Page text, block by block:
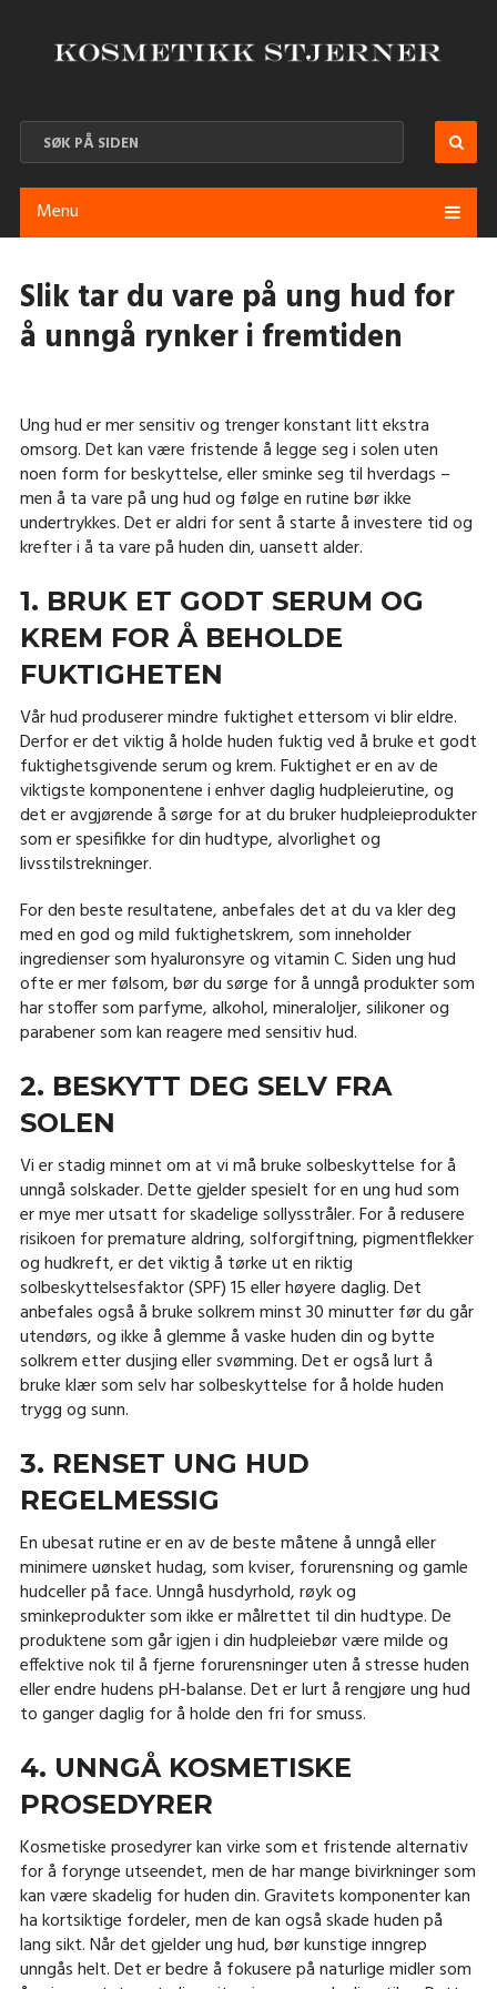
Menu
Slik tar du vare på ung hud for
å unngå rynker i fremtiden
Ung hud er mer sensitiv og trenger konstant litt ekstra
omsorg. Det kan være fristende å legge seg i solen uten
noen form for beskyttelse, eller sminke seg til hverdags –
men å ta vare på ung hud og følge en rutine bør ikke
undertrykkes. Det er aldri for sent å starte å investere tid og
krefter i å ta vare på huden din, uansett alder.
1. BRUK ET GODT SERUM OG
KREM ​​FOR Å BEHOLDE
FUKTIGHETEN
Vår hud produserer mindre fuktighet ettersom vi blir eldre.
Derfor er det viktig å holde huden fuktig ved å bruke et godt
fuktighetsgivende serum og krem. Fuktighet er en av de
viktigste komponentene i enhver daglig hudpleierutine, og
det er avgjørende å sørge for at du bruker hudpleieprodukter
som er spesifikke for din hudtype, alvorlighet og
livsstilstrekninger.
For den beste resultatene, anbefales det at du va kler deg
med en god og mild fuktighetskrem, som inneholder
ingredienser som hyaluronsyre og vitamin C. Siden ung hud
ofte er mer følsom, bør du sørge for å unngå produkter som
har stoffer som parfyme, alkohol, mineraloljer, silikoner og
parabener som kan reagere med sensitiv hud.
2. BESKYTT DEG SELV FRA
SOLEN
Vi er stadig minnet om at vi må bruke solbeskyttelse for å
unngå solskader. Dette gjelder spesielt for en ung hud som
er mye mer utsatt for skadelige sollysstråler. For å redusere
risikoen for premature aldring, solforgiftning, pigmentflekker
og hudkreft, er det viktig å tørke ut en riktig
solbeskyttelsesfaktor (SPF) 15 eller høyere daglig. Det
anbefales også å bruke solkrem minst 30 minutter før du går
utendørs, og ikke å glemme å vaske huden din og bytte
solkrem etter dusjing eller svømming. Det er også lurt å
bruke klær som selv har solbeskyttelse for å holde huden
trygg og sunn.
3. RENSET UNG HUD
REGELMESSIG
En ubesat rutine er en av de beste måtene å unngå eller
minimere uønsket hudag, som kviser, forurensning og gamle
hudceller på face. Unngå husdyrhold, røyk og
sminkeprodukter som ikke er målrettet til din hudtype. De
produktene som går igjen i din hudpleiebør være milde og
effektive nok til å fjerne forurensninger uten å stresse huden
eller endre hudens pH-balanse. Det er lurt å rengjøre ung hud
to ganger daglig for å holde den fri for smuss.
4. UNNGÅ KOSMETISKE
PROSEDYRER
Kosmetiske prosedyrer kan virke som et fristende alternativ
for å forynge utseendet, men de har mange bivirkninger som
kan være skadelig for huden din. Gravitets komponenter kan
ha kortsiktige fordeler, men de kan også skade huden på
lang sikt. Når det gjelder ung hud, bør kunstige inngrep
unngås helt. Det er bedre å fokusere på naturlige midler som